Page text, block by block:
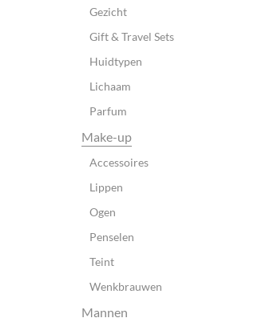
Gezicht
Gift & Travel Sets
Huidtypen
Lichaam
Parfum
Make-up
Accessoires
Lippen
Ogen
Penselen
Teint
Wenkbrauwen
Mannen